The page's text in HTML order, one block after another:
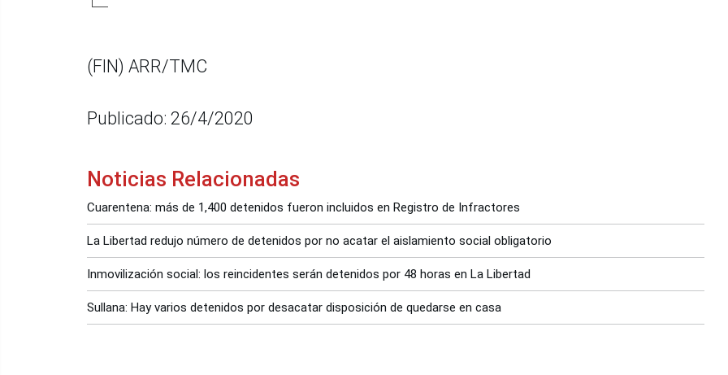
(FIN) ARR/TMC
Publicado: 26/4/2020
Noticias Relacionadas
Cuarentena: más de 1,400 detenidos fueron incluidos en Registro de Infractores
La Libertad redujo número de detenidos por no acatar el aislamiento social obligatorio
Inmovilización social: los reincidentes serán detenidos por 48 horas en La Libertad
Sullana: Hay varios detenidos por desacatar disposición de quedarse en casa